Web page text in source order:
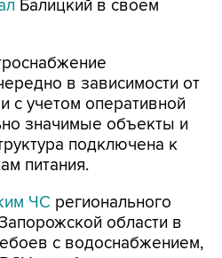
с учетом оперативной
значимые объекты и
подключена к
питания.
ЧСрегионального
с водоснабжением,
по объектам